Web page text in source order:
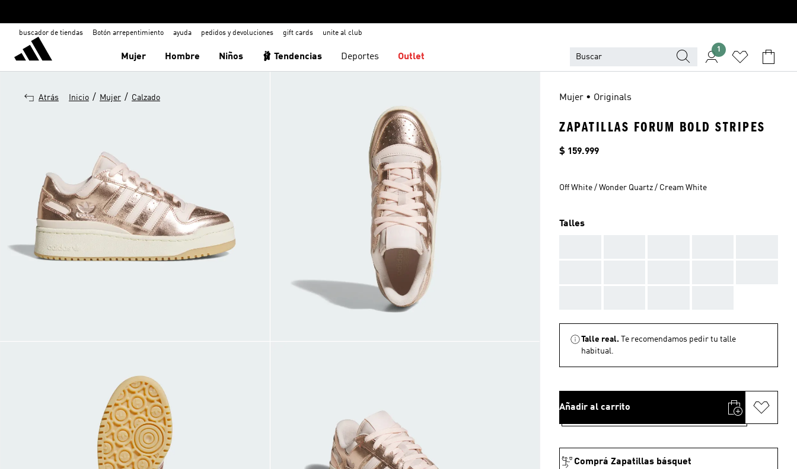
buscador de tiendas Botón arrepentimiento ayuda pedidos y devoluciones gift cards unite al club
Mujer Hombre Niños 🩰 Tendencias Deportes Outlet
1
Atrás Inicio / Mujer / Calzado Mujer • Originals
ZAPATILLAS FORUM BOLD STRIPES
Precio
$ 159.999
Off White / Wonder Quartz / Cream White
Talles
Talle real.
Te recomendamos pedir tu talle
habitual.
Añadir al carrito
Comprá Zapatillas básquet